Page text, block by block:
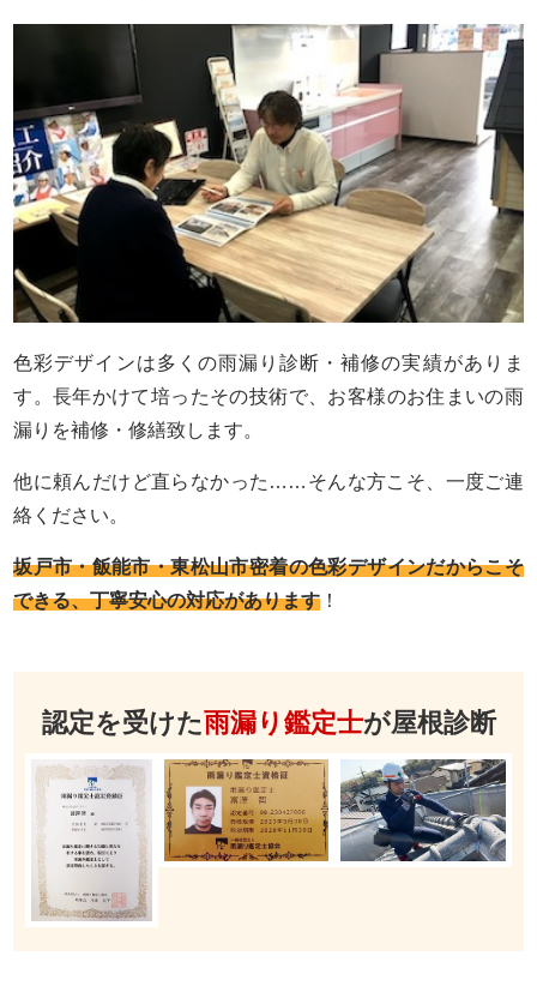
色彩デザインは多くの雨漏り診断・補修の実績がありま
す。長年かけて培ったその技術で、お客様のお住まいの雨
漏りを補修・修繕致します。
他に頼んだけど直らなかった……そんな方こそ、一度ご連
絡ください。
坂戸市・飯能市・東松山市密着の色彩デザインだからこそ
できる、丁寧安心の対応があります ！
認定を受けた雨漏り鑑定士が屋根診断